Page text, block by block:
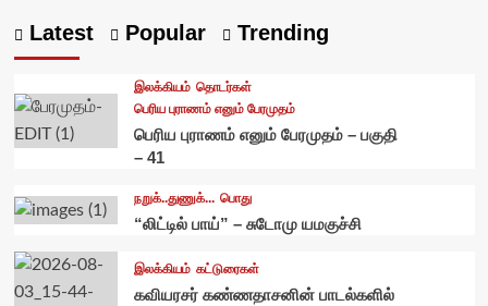
Latest Popular Trending
இலக்கியம் தொடர்கள்
பெரிய புராணம் எனும் பேரமுதம்
பெரிய புராணம் எனும் பேரமுதம் – பகுதி
– 41
நறுக்..துணுக்... பொது
“லிட்டில் பாய்” – சுடோமு யமகுச்சி
இலக்கியம் கட்டுரைகள்
கவியரசர் கண்ணதாசனின் பாடல்களில்